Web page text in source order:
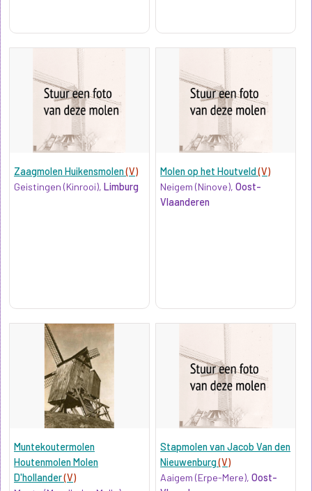
Zaagmolen Huikensmolen(V)
Geistingen (Kinrooi), Limburg
Molen op het Houtveld(V)
Neigem (Ninove),Oost-
Vlaanderen
Muntekoutermolen
Houtenmolen Molen
D'hollander(V)
Stapmolen van Jacob Van den
Nieuwenburg(V)
Aaigem (Erpe-Mere),Oost-